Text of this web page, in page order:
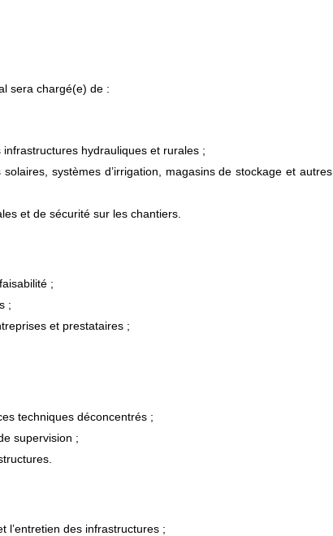
sera chargé(e) de :
hydrauliques et rurales ;
systèmes d’irrigation, magasins de stockage et autres
et de sécurité sur les chantiers.
;
;
et prestataires ;
techniques déconcentrés ;
supervision ;
l’entretien des infrastructures ;